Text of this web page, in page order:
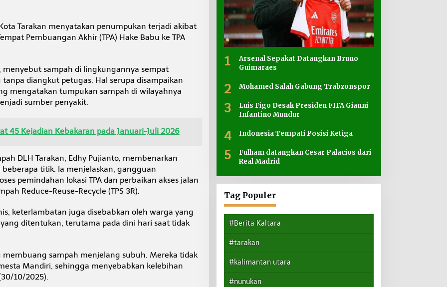
Tarakan menyatakan penumpukan terjadi akibat
Pembuangan Akhir (TPA) Hake Babu ke TPA
menyebut sampah di lingkungannya sempat
diangkut petugas. Hal serupa disampaikan
mengatakan tumpukan sampah di wilayahnya
sumber penyakit.
45 Kejadian Kebakaran pada Januari-Juli 2026
DLH Tarakan, Edhy Pujianto, membenarkan
titik. Ia menjelaskan, gangguan
pemindahan lokasi TPA dan perbaikan akses jalan
Reduce-Reuse-Recycle (TPS 3R).
keterlambatan juga disebabkan oleh warga yang
ditentukan, terutama pada dini hari saat tidak
membuang sampah menjelang subuh. Mereka tidak
Mandiri, sehingga menyebabkan kelebihan
10/2025).
1
Arsenal Sepakat Datangkan Bruno
Guimaraes
2 Mohamed Salah Gabung Trabzonspor
3
Luis Figo Desak Presiden FIFA Gianni
Infantino Mundur
4 Indonesia Tempati Posisi Ketiga
5
Fulham datangkan Cesar Palacios dari
Real Madrid
Tag Populer
#Berita Kaltara
#tarakan
#kalimantan utara
#nunukan